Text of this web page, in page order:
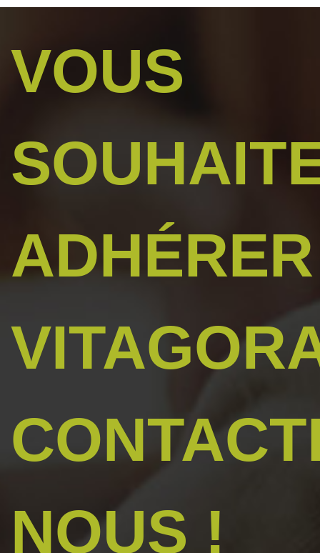
VOUS
NOUS !